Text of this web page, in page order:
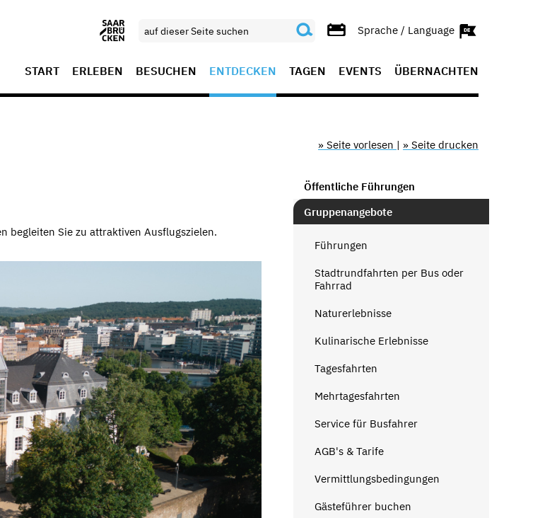
Sprache / Language
START ERLEBEN BESUCHEN ENTDECKEN TAGEN EVENTS ÜBERNACHTEN
» Seite vorlesen | » Seite drucken
begleiten Sie zu attraktiven Ausflugszielen.
Öffentliche Führungen
Gruppenangebote
Führungen
Stadtrundfahrten per Bus oder
Fahrrad
Naturerlebnisse
Kulinarische Erlebnisse
Tagesfahrten
Mehrtagesfahrten
Service für Busfahrer
AGB's & Tarife
Vermittlungsbedingungen
Gästeführer buchen